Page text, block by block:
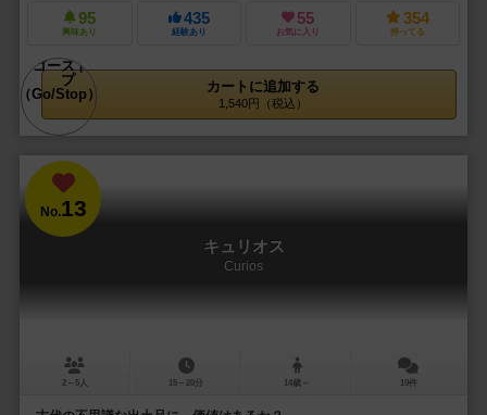
95
興味あり
435
経験あり
55
お気に入り
354
持ってる
カートに追加する
1,540円（税込）
No.13
キュリオス
Curios
2～5人 15～20分 14歳～ 19件